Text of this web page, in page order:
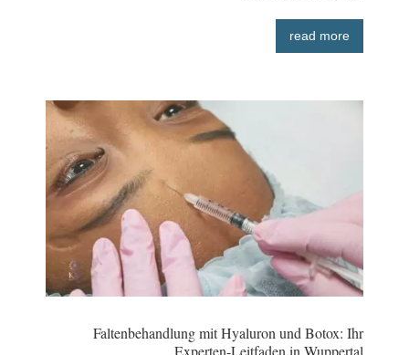
read more
Faltenbehandlung mit Hyaluron und Botox: Ihr